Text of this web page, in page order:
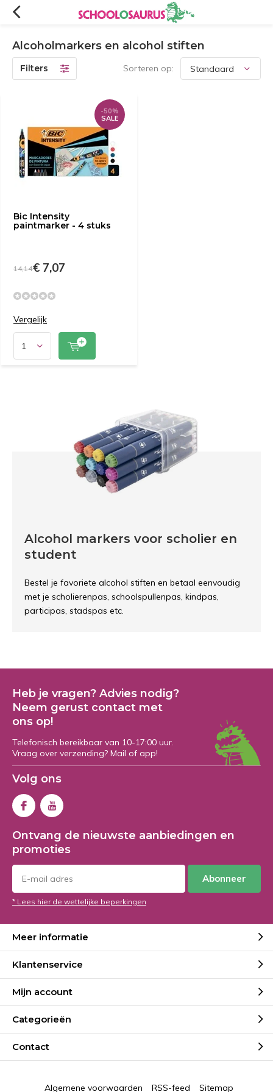
Alcoholmarkers en alcohol stiften
Filters Sorteren op:
Bic Intensity
paintmarker - 4 stuks
-50%
SALE
14,14€ 7,07
Vergelijk
Alcohol markers voor scholier en
student
Bestel je favoriete alcohol stiften en betaal eenvoudig
met je scholierenpas, schoolspullenpas, kindpas,
participas, stadspas etc.
Heb je vragen? Advies nodig?
Neem gerust contact met
ons op!
Telefonisch bereikbaar van 10-17:00 uur.
Vraag over verzending? Mail of app!
Volg ons
Ontvang de nieuwste aanbiedingen en
promoties
Abonneer
* Lees hier de wettelijke beperkingen
Meer informatie
Klantenservice
Mijn account
Categorieën
Contact
Algemene voorwaarden RSS-feed Sitemap